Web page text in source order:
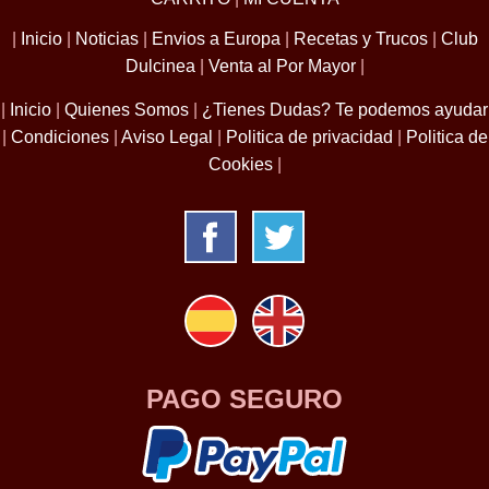
Inicio Noticias Envios a Europa Recetas y Trucos
Club
Dulcinea
Venta al Por Mayor
Inicio Quienes Somos
¿Tienes Dudas? Te podemos ayudar
Condiciones Aviso Legal Politica de privacidad
Politica de
Cookies
PAGO SEGURO